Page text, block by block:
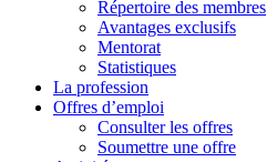
Répertoire des membres
Avantages exclusifs
Mentorat
Statistiques
La profession
Offres d’emploi
Consulter les offres
Soumettre une offre